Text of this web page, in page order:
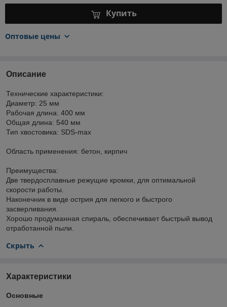
Купить
Оптовые цены
Описание
Технические характеристики:
Диаметр: 25 мм
Рабочая длина: 400 мм
Общая длина: 540 мм
Тип хвостовика: SDS-max
Область применения: бетон, кирпич
Преимущества:
Две твердосплавные режущие кромки, для оптимальной
скорости работы.
Наконечник в виде острия для легкого и быстрого
засверливания.
Хорошо продуманная спираль, обеспечивает быстрый вывод
отработанной пыли.
Скрыть
Характеристики
Основные